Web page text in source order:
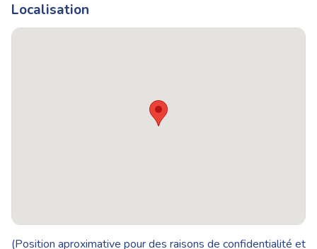
Localisation
(Position aproximative pour des raisons de confidentialité et